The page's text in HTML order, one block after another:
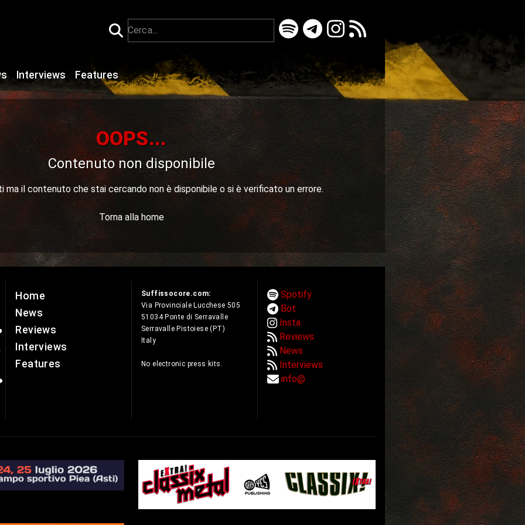
Interviews Features
OOPS...
Contenuto non disponibile
ma il contenuto che stai cercando non è disponibile o si è verificato un errore.
Torna alla home
Home
News
Reviews
Interviews
Features
Suffissocore.com:
Via Provinciale Lucchese 505
51034 Ponte di Serravalle
Serravalle Pistoiese (PT)
Italy
No electronic press kits.
Spotify
Bot
Insta
Reviews
News
Interviews
info@